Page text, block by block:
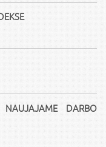
NAUJAJAME DARBO